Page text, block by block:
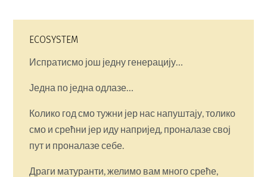
ECOSYSTEM
Испратисмо још једну генерацију…
Једна по једна одлазе…
Колико год смо тужни јер нас напуштају, толико
смо и срећни јер иду напријед, проналазе свој
пут и проналазе себе.
Драги матуранти, желимо вам много среће,